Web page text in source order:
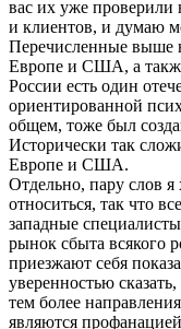
вас их уже проверили
и клиентов, и думаю
Перечисленные выше
Европе и США, а
России есть один
ориентированной
общем, тоже был
Исторически так
Европе и США.
Отдельно, пару слов я
относиться, так что
западные
рынок сбыта всякого
приезжают себя
уверенностью
тем более
являются